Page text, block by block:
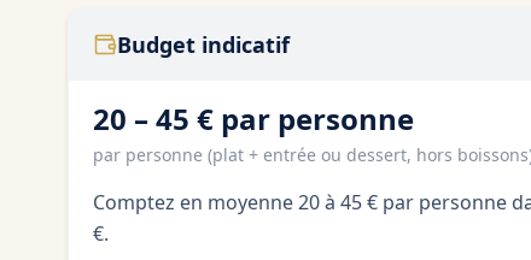
Budget indicatif
20 – 45 € par personne
par personne (plat + entrée ou dessert, hors
Comptez en moyenne 20 à 45 € par personne
€.